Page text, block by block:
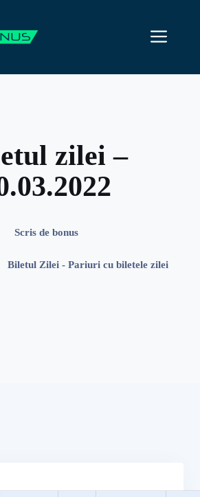
zilei –
Scris de bonus
Biletul Zilei - Pariuri cu biletele zilei